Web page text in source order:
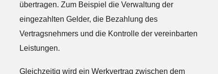
übertragen. Zum Beispiel die Verwaltung der
eingezahlten Gelder, die Bezahlung des
Vertragsnehmers und die Kontrolle der vereinbarten
Leistungen.
Gleichzeitig wird ein Werkvertrag zwischen dem